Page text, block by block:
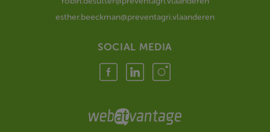
esther.beeckman@preventagri.vlaanderen
SOCIAL MEDIA